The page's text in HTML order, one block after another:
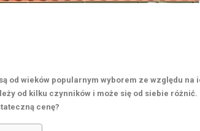
od wieków popularnym wyborem ze względu na
od kilku czynników i może się od siebie
cenę?